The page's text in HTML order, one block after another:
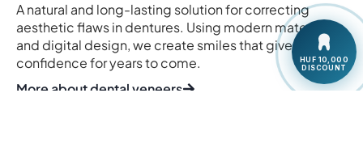
A natural and long-lasting solution for correcting
aesthetic flaws in dentures. Using modern materials
and digital design, we create smiles that give you
confidence for years to come.
More about dental veneers
HUF 10,000
DISCOUNT